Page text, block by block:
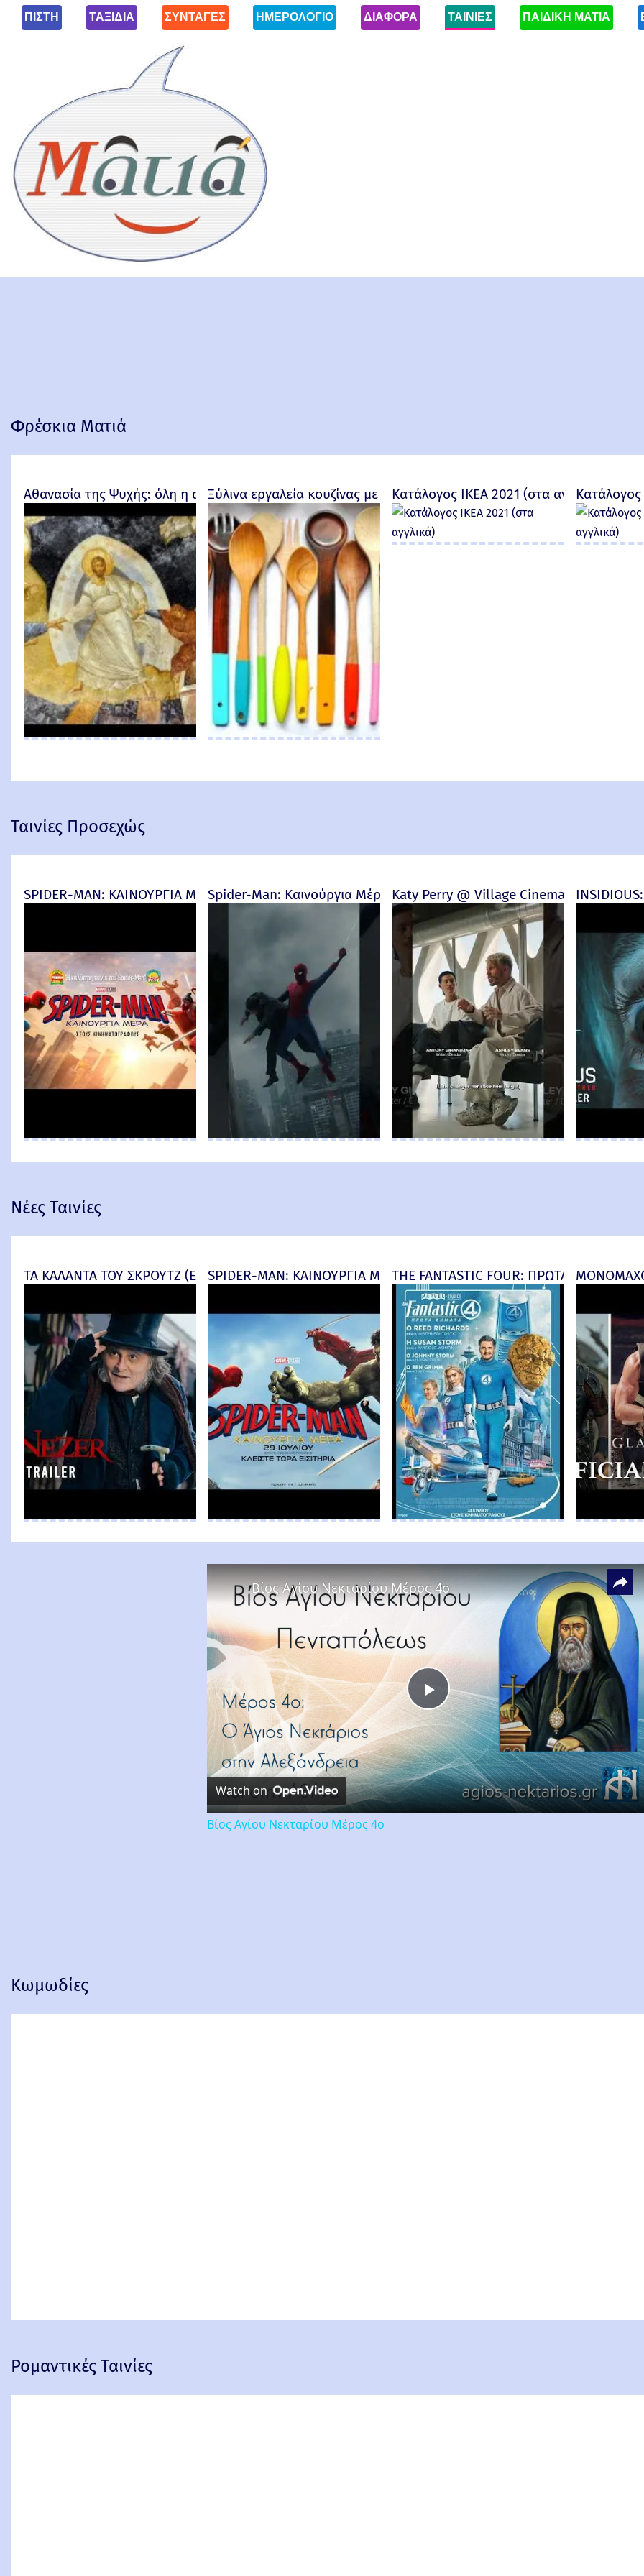
ΠΙΣΤΗ ΤΑΞΙΔΙΑ ΣΥΝΤΑΓΕΣ ΗΜΕΡΟΛΟΓΙΟ ΔΙΑΦΟΡΑ ΤΑΙΝΙΕΣ ΠΑΙΔΙΚΗ ΜΑΤΙΑ
Φρέσκια Ματιά
Αθανασία της Ψυχής: όλη η αλήθεια!Ξύλινα εργαλεία κουζίνας με προσωπικότηταΚατάλογος IKEA 2021 (στα αγγλικά)Κατάλογος
Ταινίες Προσεχώς
SPIDER-MAN: ΚΑΙΝΟΥΡΓΙΑ ΜΕΡΑ (Spider-Man: Brand New Day) Review
Spider-Man: Καινούργια Μέρα | Wall ReviewKaty Perry @ Village Cinemas
Νέες Ταινίες
ΤΑ ΚΑΛΑΝΤΑ ΤΟΥ ΣΚΡΟΥΤΖ (Ebenezer) -SPIDER-MAN: ΚΑΙΝΟΥΡΓΙΑ ΜΕΡΑ (Spider-Man: Brand New Day) New
THE FANTASTIC FOUR: ΠΡΩΤΑ ΒΗΜΑΤΑ -
×
Play
Video
Βίος Αγίου Νεκταρίου Μέρος 4ο
Watch on
Βίος Αγίου Νεκταρίου Μέρος 4ο
Κωμωδίες
Ρομαντικές Ταινίες